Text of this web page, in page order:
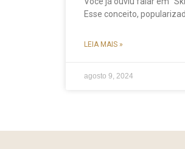
Esse conceito,
LEIA MAIS »
agosto 9, 2024